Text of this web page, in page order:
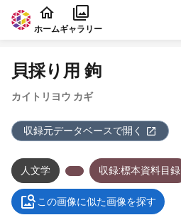
本文に飛ぶ
ホームギャラリー
貝採り用 鉤
カイトリヨウ カギ
収録元データベースで開く
人文学 収録:標本資料目録
この画像に似た画像を探す